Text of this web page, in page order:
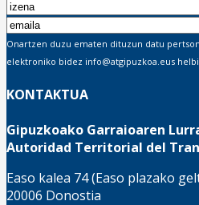
Onartzen duzu ematen dituzun datu
elektroniko bidez info@atgipuzkoa.eus
KONTAKTUA
Gipuzkoako Garraioaren
Autoridad Territorial del
Easo kalea 74 (Easo plazako
20006 Donostia